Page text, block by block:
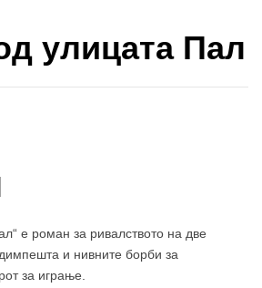
улицата Пал
е роман за ривалството на две
и нивните борби за
за играње.